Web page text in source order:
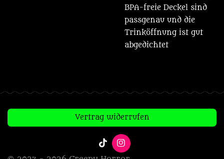
BPA-freie Deckel sind
passgenau und die
Trinköffnung ist gut
abgedichtet
Vertrag widerrufen
T
i
I
n